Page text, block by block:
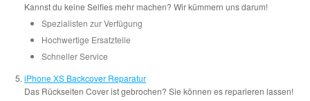
Kannst du keine Selfies mehr machen? Wir kümmern uns darum!
Spezialisten zur Verfügung
Hochwertige Ersatzteile
Schneller Service
iPhone XS Backcover Reparatur
Das Rückseiten Cover ist gebrochen? Sie können es reparieren lassen!